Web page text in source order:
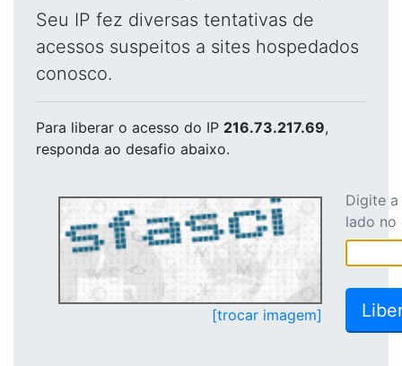
Seu IP fez diversas tentativas de
acessos suspeitos a sites hospedados
conosco.
Para liberar o acesso do IP 216.73.217.69,
responda ao desafio abaixo.
[trocar imagem]
Digite
lado no